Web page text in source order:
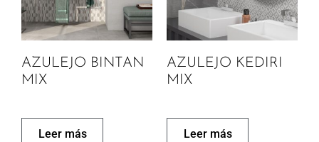
AZULEJO BINTAN
MIX
Leer más
AZULEJO KEDIRI
MIX
Leer más